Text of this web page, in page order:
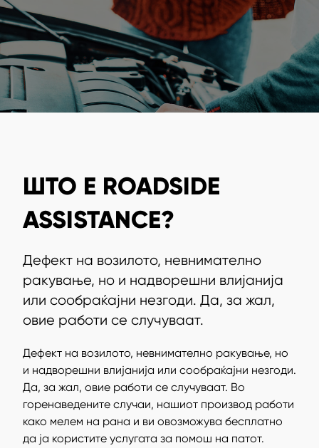
ШТО Е ROADSIDE
ASSISTANCE?
Дефект на возилото, невнимателно
ракување, но и надворешни влијанија
или сообраќајни незгоди. Да, за жал,
овие работи се случуваат.
Дефект на возилото, невнимателно ракување, но
и надворешни влијанија или сообраќајни незгоди.
Да, за жал, овие работи се случуваат. Во
горенаведените случаи, нашиот производ работи
како мелем на рана и ви овозможува бесплатно
да ја користите услугата за помош на патот.